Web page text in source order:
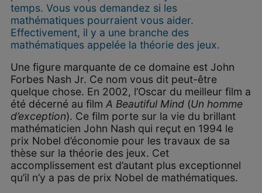
temps. Vous vous demandez si les
mathématiques pourraient vous aider.
Effectivement, il y a une branche des
mathématiques appelée la théorie des jeux.
Une figure marquante de ce domaine est John
Forbes Nash Jr. Ce nom vous dit peut-être
quelque chose. En 2002, l’Oscar du meilleur film a
été décerné au film A Beautiful Mind(Un homme
d’exception). Ce film porte sur la vie du brillant
mathématicien John Nash qui reçut en 1994 le
prix Nobel d’économie pour les travaux de sa
thèse sur la théorie des jeux. Cet
accomplissement est d’autant plus exceptionnel
qu’il n’y a pas de prix Nobel de mathématiques.